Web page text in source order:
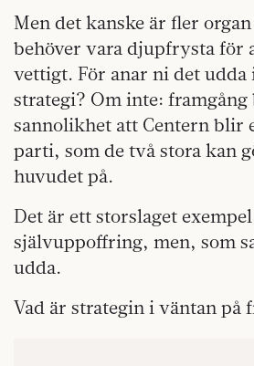
Men det kanske är fler
behöver vara djupfrysta för
vettigt. För anar ni det udda
strategi? Om inte:
sannolikhet att Centern blir
parti, som de två stora kan
huvudet på.
Det är ett storslaget
självuppoffring, men, som
udda.
Vad är strategin i väntan på